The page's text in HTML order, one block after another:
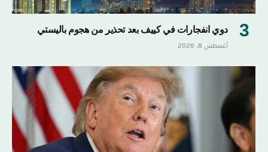
دوي انفجارات في كييف بعد تحذير من هجوم باليستي
أغسطس 8, 2026